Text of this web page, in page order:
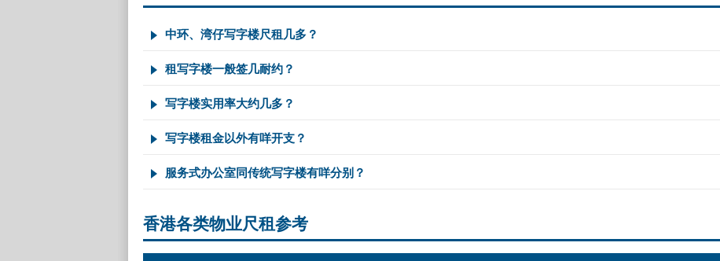
中环、湾仔写字楼尺租几多？
租写字楼一般签几耐约？
写字楼实用率大约几多？
写字楼租金以外有咩开支？
服务式办公室同传统写字楼有咩分别？
香港各类物业尺租参考